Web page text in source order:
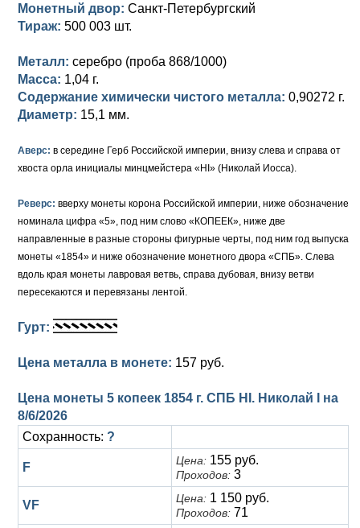
Памятные и донативные
Памятные и донативные
Для Финляндии
Памятные и донативные
Медь
Для Грузии
Русско-Польские
Для Польши
Памятные и донативные
Серебро
Медь
Для Грузии
Для Польши
Золото
Серебро
Медь
Екатерина II (1762-1796)
Золото
Серебро
Сибирские монеты
Таврические монеты
Петр III (1762)
Золото
Серебро
Для Пруссии
Ливонезы
Альбертусталер
Иоанн Антонович (1740-1741)
Анна Иоанновна (1730-1740)
Екатерина I (1725-1727)
Петр I (1682-1725)
Золото
Серебро
Монетный двор: Санкт-Петербургский
Тираж: 500 003 шт.
Металл: серебро (проба 868/1000)
Масса: 1,04 г.
Содержание химически чистого металла: 0,90272 г.
Диаметр: 15,1 мм.
Аверс: в середине Герб Российской империи, внизу слева и справа от
хвоста орла инициалы минцмейстера «HI» (Николай Иосса).
Реверс: вверху монеты корона Российской империи, ниже обозначение
номинала цифра «5», под ним слово «КОПЕЕК», ниже две
направленные в разные стороны фигурные черты, под ним год выпуска
монеты «1854» и ниже обозначение монетного двора «СПБ». Слева
вдоль края монеты лавровая ветвь, справа дубовая, внизу ветви
пересекаются и перевязаны лентой.
Гурт:
Цена металла в монете: 157 руб.
Цена монеты 5 копеек 1854 г. СПБ HI. Николай I на
8/6/2026
Сохранность: ?
F Цена: 155 руб.
Проходов: 3
VF Цена: 1 150 руб.
Проходов: 71